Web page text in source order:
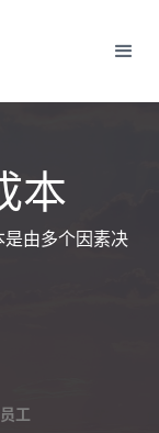
本
由多个因素决
工